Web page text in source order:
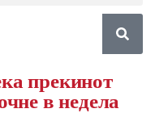
прекинот
в недела